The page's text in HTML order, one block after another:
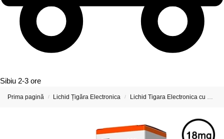
Sibiu 2-3 ore
Prima pagină / Lichid Țigăra Electronica / Lichid Tigara Electronica cu Nicotina